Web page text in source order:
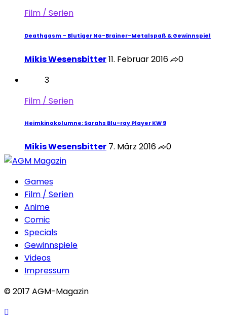
Film / Serien
Deathgasm – Blutiger No-Brainer-Metalspaß & Gewinnspiel
Mikis Wesensbitter11. Februar 2016
0
3
Film / Serien
Heimkinokolumne: Sarahs Blu-ray Player KW 9
Mikis Wesensbitter 7. März 2016 0
Games
Film / Serien
Anime
Comic
Specials
Gewinnspiele
Videos
Impressum
© 2017 AGM-Magazin